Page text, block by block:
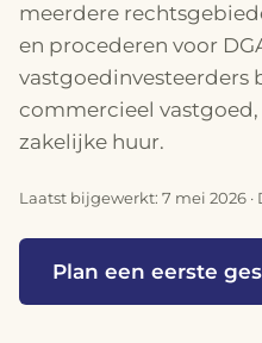
meerdere
en procederen voor
vastgoedinvesteerders
commercieel
zakelijke huur.
Laatst bijgewerkt: 7 mei 2026 ·
Plan een eerste